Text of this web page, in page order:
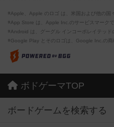
※Apple、Apple のロゴ は、米国および他の国
※App Store は、Apple Inc.のサービスマークで
※Android は、グーグル インコーポレイテッド
※Google Play とそのロゴは、Google Inc.の商
ボドゲーマTOP
ボードゲームを検索する